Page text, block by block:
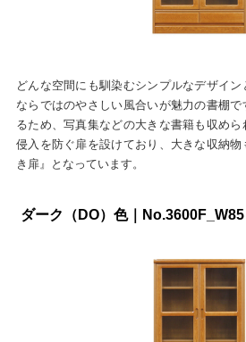
どんな空間にも馴染むシンプルなデザイ
ならではのやさしい風合いが魅力の書棚
るため、写真集などの大きな書籍も収め
侵入を防ぐ扉を設けており、大きな収納
き扉』となっています。
ダーク（DO）色｜No.3600F_W85